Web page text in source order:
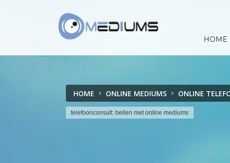
HOME
HOME ONLINE MEDIUMS ONLINE
telefoonconsult: bellen met online mediums